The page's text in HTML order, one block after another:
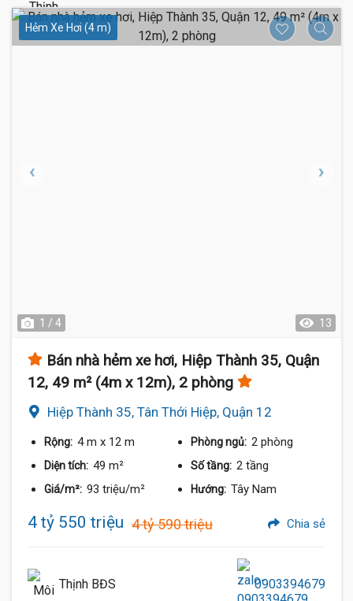
Hẻm Xe Hơi (4 m)
1 / 4 13
Bán nhà hẻm xe hơi, Hiệp Thành 35, Quận
12, 49 m² (4m x 12m), 2 phòng
Hiệp Thành 35, Tân Thới Hiệp, Quận 12
Rộng: 4 m x 12 m Phòng ngủ: 2 phòng
Diện tích: 49 m² Số tầng: 2 tầng
Giá/m²: 93 triệu/m² Hướng: Tây Nam
4 tỷ 550 triệu 4 tỷ 590 triệu Chia sẻ
Thịnh BĐS 0903394679